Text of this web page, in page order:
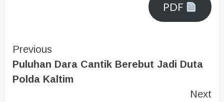
PDF
Previous
Puluhan Dara Cantik Berebut Jadi Duta
Polda Kaltim
Next